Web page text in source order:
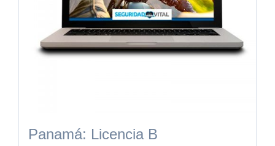
Panamá: Licencia B